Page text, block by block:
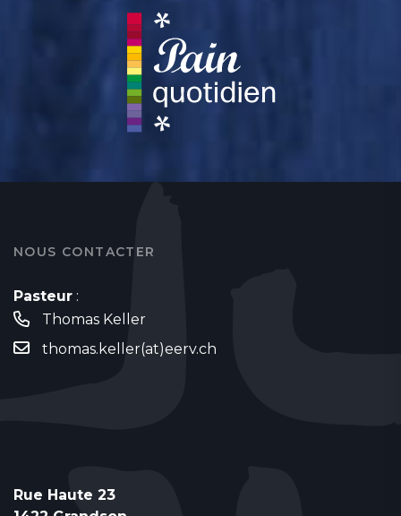
NOUS CONTACTER
Pasteur :
Thomas Keller
thomas.keller(at)eerv.ch
Rue Haute 23